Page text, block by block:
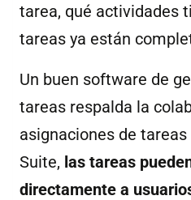
tarea, qué actividades
tareas ya están
Un buen software de
tareas respalda la
asignaciones de tareas
Suite, las tareas
directamente a